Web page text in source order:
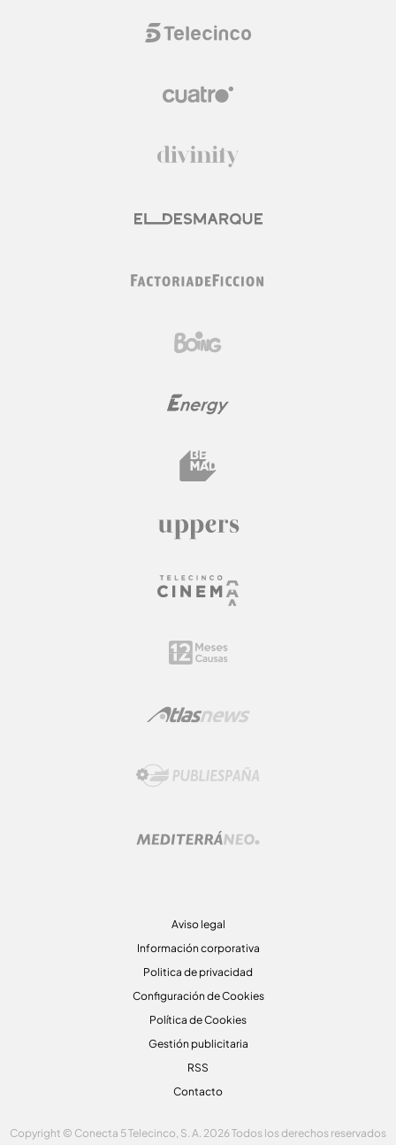
Aviso legal
Información corporativa
Politica de privacidad
Configuración de Cookies
Política de Cookies
Gestión publicitaria
RSS
Contacto
Copyright © Conecta 5 Telecinco, S. A. 2026 Todos los derechos reservados